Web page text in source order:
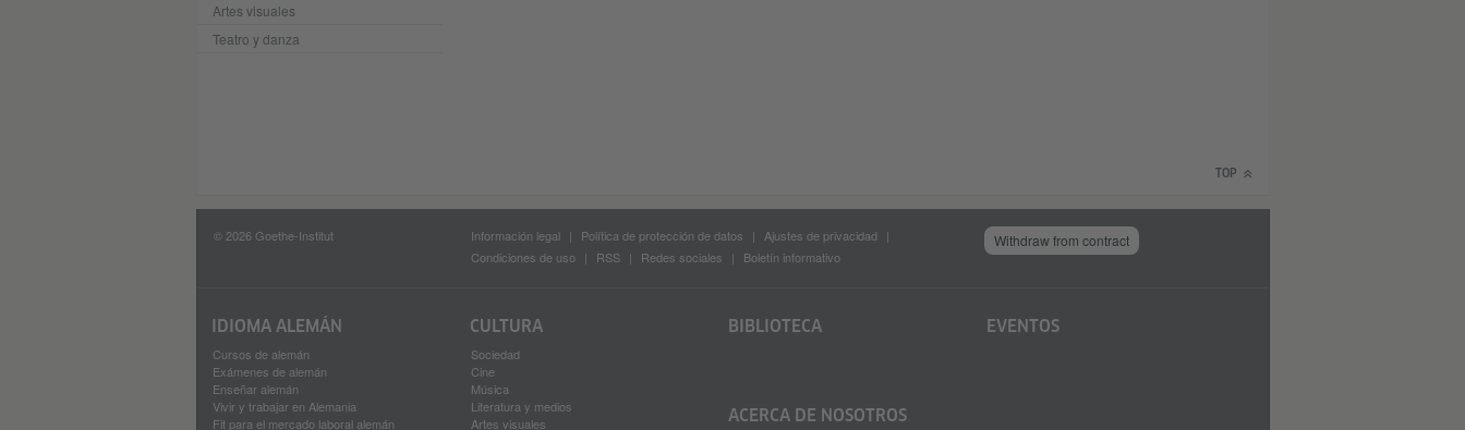
Artes visuales
Teatro y danza
TOP
© 2026 Goethe-Institut Información legal Política de protección de datos
Ajustes de privacidad
Condiciones de uso
RSS Redes sociales Boletín informativo
Withdraw from contract
IDIOMA ALEMÁN
Cursos de alemán
Exámenes de alemán
Enseñar alemán
Vivir y trabajar en Alemania
Fit para el mercado laboral alemán
CULTURA
Sociedad
Cine
Música
Literatura y medios
Artes visuales
BIBLIOTECA EVENTOS
ACERCA DE NOSOTROS